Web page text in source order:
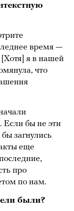
время —
я в нашей
что
Если бы не эти
загнулись
еще
про
по нам.
были?